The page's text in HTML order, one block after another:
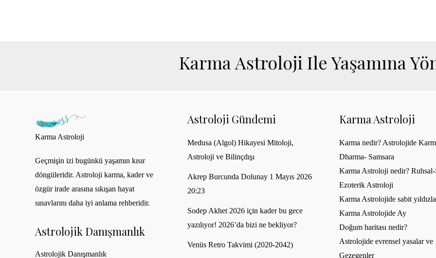
Karma Astroloji Ile Yaşamına
Karma Astroloji
Geçmişin izi bugünkü yaşamın kısır
döngüleridir. Astroloji karma, kader ve
özgür irade arasına sıkışan hayat
sınavlarını daha iyi anlama rehberidir.
Astrolojik Danışmanlık
Astrolojik Danışmanlık
Astroloji Gündemi
Medusa (Algol) Hikayesi Mitoloji,
Astroloji ve Bilinçdışı
Akrep Burcunda Dolunay 1 Mayıs 2026
20:23
Sodep Akhet 2026 için kader bu gece
yazılıyor! 2026’da bizi ne bekliyor?
Venüs Retro Takvimi (2020-2042)
Karma Astroloji
Karma nedir? Astrolojide
Dharma- Samsara
Karma Astroloji nedir?
Ezoterik Astroloji
Karma Astrolojide sabit
Karma Astrolojide Ay
Doğum haritası nedir?
Astrolojide evrensel yasalar ve
Gezegenler